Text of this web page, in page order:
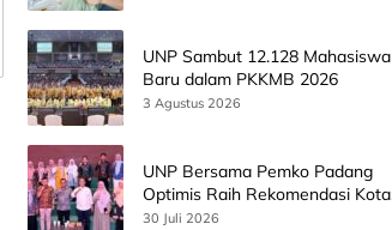
UNP Sambut 12.128 Mahasiswa
Baru dalam PKKMB 2026
3 Agustus 2026
UNP Bersama Pemko Padang
Optimis Raih Rekomendasi Kota
Gastronomi UNESCO
30 Juli 2026